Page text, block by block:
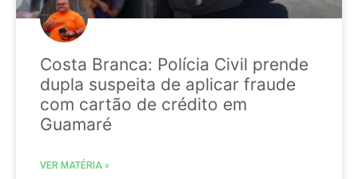
Costa Branca: Polícia Civil prende
dupla suspeita de aplicar fraude
com cartão de crédito em
Guamaré
VER MATÉRIA »